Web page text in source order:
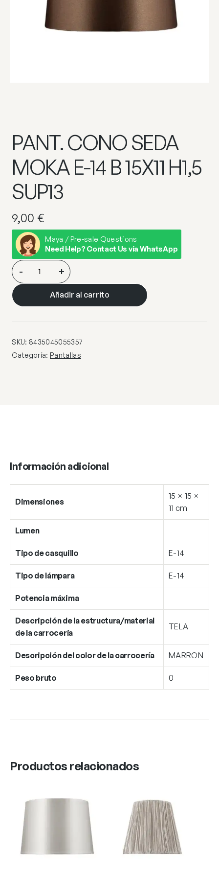
PANT. CONO SEDA
MOKA E-14 B 15X11 H1,5
SUP13
9,00 €
Maya / Pre-sale Questions
Need Help? Contact Us via WhatsApp
PANT.
CONO
SEDA
MOKA
B
15X11
- +
Añadir al carrito
SKU: 8435045055357
Categoría: Pantallas
Información adicional
Dimensiones
15 × 15 ×
11 cm
Lumen
Tipo de casquillo E-14
Tipo de lámpara E-14
Potencia máxima
Descripción de la estructura/material
de la carrocería
TELA
Descripción del color de la carrocería MARRON
Peso bruto 0
Productos relacionados